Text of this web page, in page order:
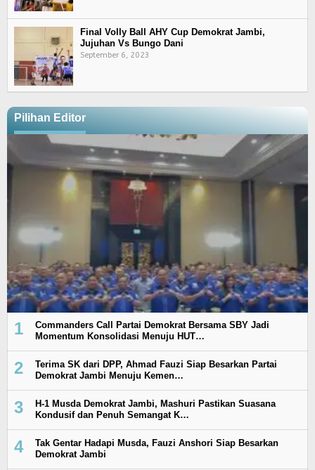
Final Volly Ball AHY Cup Demokrat Jambi,
Jujuhan Vs Bungo Dani
September 6, 2023
Pilihan Editor
1
Commanders Call Partai Demokrat Bersama SBY Jadi
Momentum Konsolidasi Menuju HUT…
2
Terima SK dari DPP, Ahmad Fauzi Siap Besarkan Partai
Demokrat Jambi Menuju Kemen…
3
H-1 Musda Demokrat Jambi, Mashuri Pastikan Suasana
Kondusif dan Penuh Semangat K…
4
Tak Gentar Hadapi Musda, Fauzi Anshori Siap Besarkan
Demokrat Jambi